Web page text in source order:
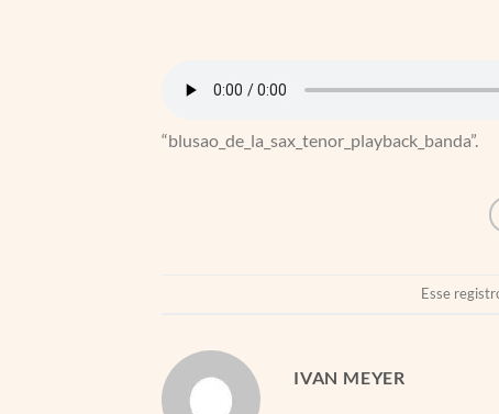
“blusao_de_la_sax_tenor_playback_banda”.
Esse
IVAN MEYER